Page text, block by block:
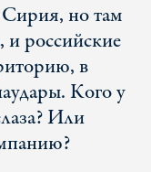
но там
и российские
в
Кого у
Или